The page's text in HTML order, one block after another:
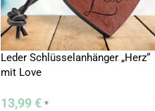
Leder Schlüsselanhänger „Herz“
mit Love
13,99 € *